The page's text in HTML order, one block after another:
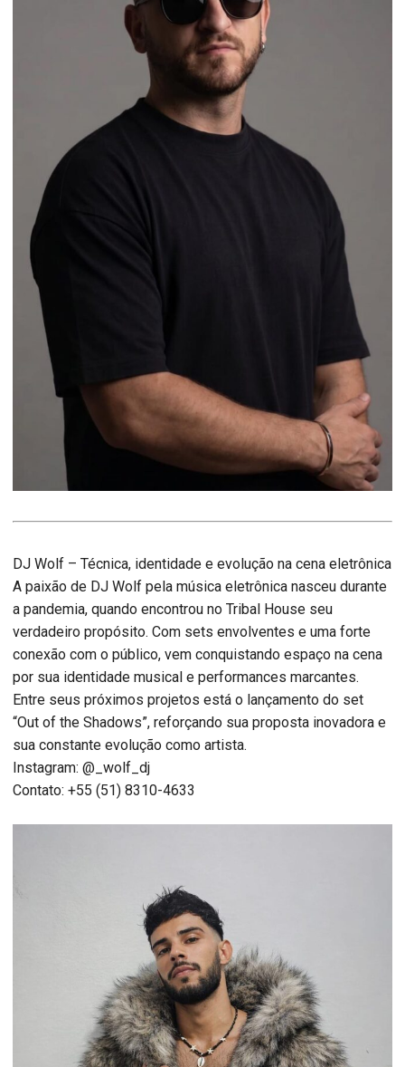
DJ Wolf – Técnica, identidade e evolução na cena eletrônica
A paixão de DJ Wolf pela música eletrônica nasceu durante
a pandemia, quando encontrou no Tribal House seu
verdadeiro propósito. Com sets envolventes e uma forte
conexão com o público, vem conquistando espaço na cena
por sua identidade musical e performances marcantes.
Entre seus próximos projetos está o lançamento do set
“Out of the Shadows”, reforçando sua proposta inovadora e
sua constante evolução como artista.
Instagram: @_wolf_dj
Contato: +55 (51) 8310-4633